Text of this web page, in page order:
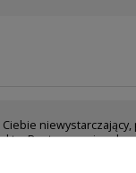
Postaramy się